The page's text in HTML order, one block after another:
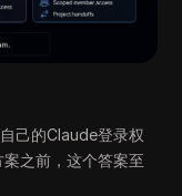
己的Claude登录权
之前，这个答案至